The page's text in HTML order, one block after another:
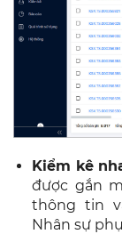
Kiểm kê
được gắn
thông tin
Nhân sự